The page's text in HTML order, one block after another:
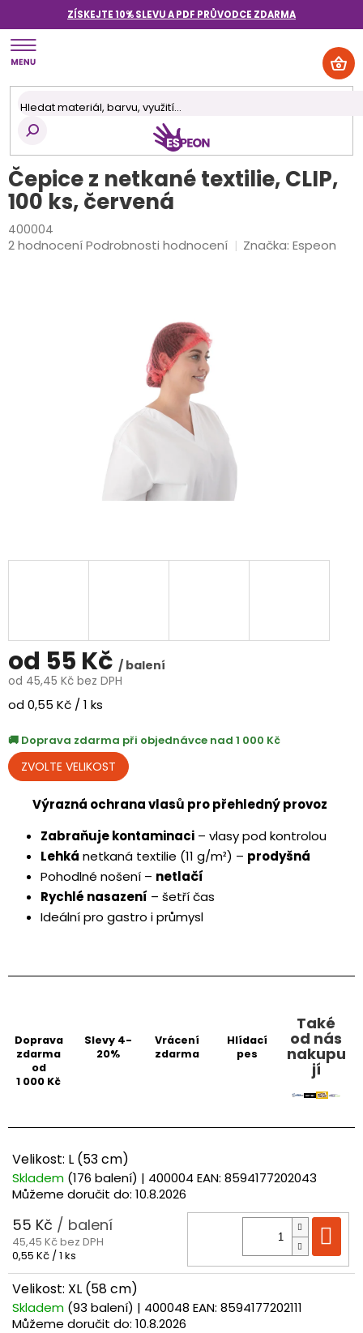
obsah
ZÍSKEJTE 10% SLEVU A PDF PRŮVODCE ZDARMA
Čepice z netkané textilie, CLIP,
100 ks, červená
400004
Průměrné
2 hodnoceníPodrobnosti hodnocení Značka:Espeon
od 55 Kč / balení
od 45,45 Kč bez DPH
Měrná
od 0,55 Kč / 1 ks
Doprava zdarma při objednávce nad 1 000 Kč
Výrazná ochrana vlasů pro přehledný provoz
Zabraňuje kontaminaci – vlasy pod kontrolou
Lehká netkaná textilie (11 g/m²) – prodyšná
Pohodlné nošení – netlačí
Rychlé nasazení – šetří čas
Ideální pro gastro i průmysl
Doprava
zdarma
od
1 000 Kč
Slevy 4-
20%
Vrácení
zdarma
Hlídací
pes
Také
od nás
nakupu
jí
Velikost: L (53 cm)
Skladem (176 balení) | 400004 EAN: 8594177202043
Můžeme doručit do: 10.8.2026
55 Kč / balení
45,45 Kč bez DPH
Měrná
0,55 Kč / 1 ks
Velikost: XL (58 cm)
Skladem (93 balení) | 400048 EAN: 8594177202111
Můžeme doručit do: 10.8.2026